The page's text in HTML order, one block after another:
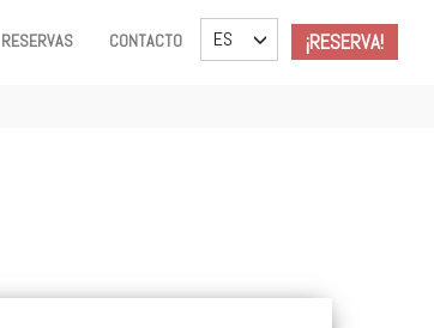
¡RESERVA!
RESERVAS CONTACTO ES TOGGLE DROPDOWN